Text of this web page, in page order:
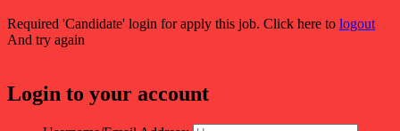
Required 'Candidate' login for apply this job. Click here to logout
And try again
Login to your account